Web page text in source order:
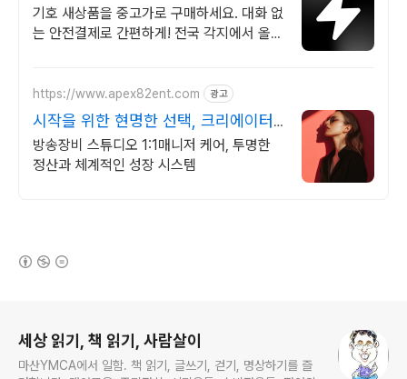
드 중고거래
기호 새상품을 중고가로 구매하세요. 대화 없
는 안전결제로 간편하게! 전국 각지에서 올라
https://www.apex82ent.com 광고
시작을 위한 현명한 선택, 크리에이터,
BJ 상시 모집
방송장비 스튜디오 1:1매니저 케어, 투명한
정산과 체계적인 성장 시스템
세상 읽기, 책 읽기, 사람살이
마산YMCA에서 일함. 책 읽기, 글쓰기, 걷기, 명상하기를 즐